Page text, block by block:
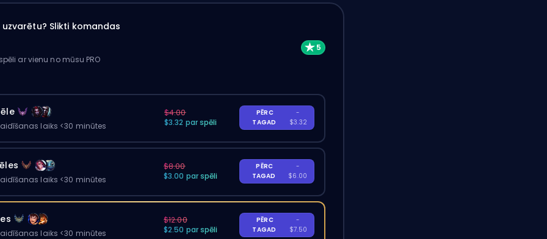
Slikti komandas
ar vienu no mūsu PRO
laiks <30 minūtes
$4.00
$3.32 par spēli
PĒRC
TAGAD
-
$3.32
laiks <30 minūtes
$8.00
$3.00 par spēli
PĒRC
TAGAD
-
$6.00
laiks <30 minūtes
$12.00
$2.50 par spēli
PĒRC
TAGAD
-
$7.50